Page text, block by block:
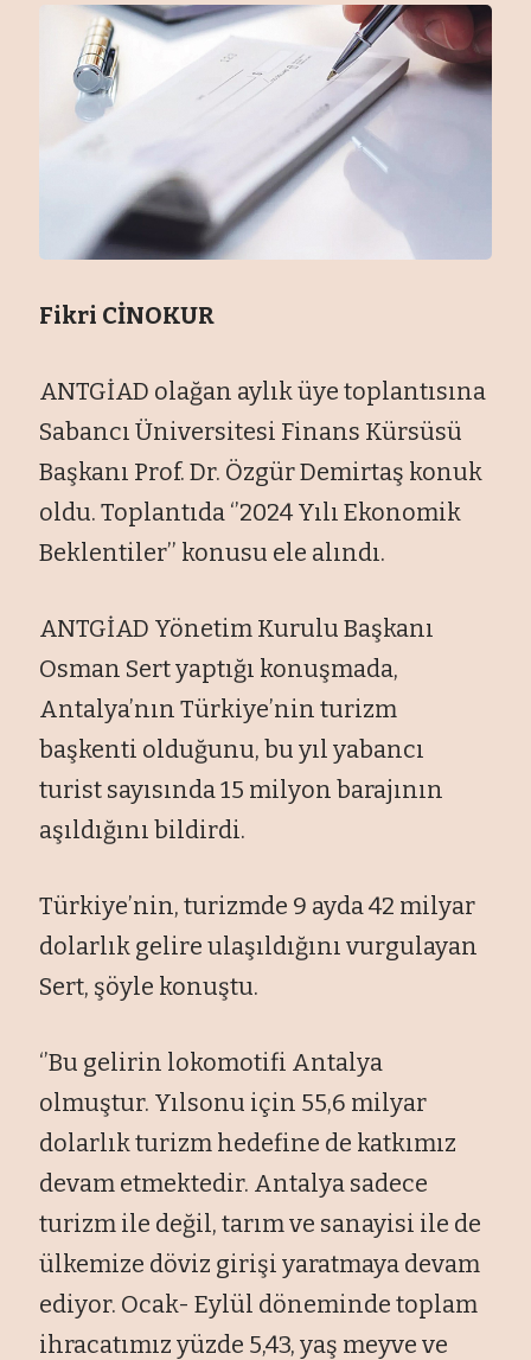
Fikri CİNOKUR
ANTGİAD olağan aylık üye toplantısına
Sabancı Üniversitesi Finans Kürsüsü
Başkanı Prof. Dr. Özgür Demirtaş konuk
oldu. Toplantıda ‘’2024 Yılı Ekonomik
Beklentiler’’ konusu ele alındı.
ANTGİAD Yönetim Kurulu Başkanı
Osman Sert yaptığı konuşmada,
Antalya’nın Türkiye’nin turizm
başkenti olduğunu, bu yıl yabancı
turist sayısında 15 milyon barajının
aşıldığını bildirdi.
Türkiye’nin, turizmde 9 ayda 42 milyar
dolarlık gelire ulaşıldığını vurgulayan
Sert, şöyle konuştu.
‘’Bu gelirin lokomotifi Antalya
olmuştur. Yılsonu için 55,6 milyar
dolarlık turizm hedefine de katkımız
devam etmektedir. Antalya sadece
turizm ile değil, tarım ve sanayisi ile de
ülkemize döviz girişi yaratmaya devam
ediyor. Ocak- Eylül döneminde toplam
ihracatımız yüzde 5,43, yaş meyve ve